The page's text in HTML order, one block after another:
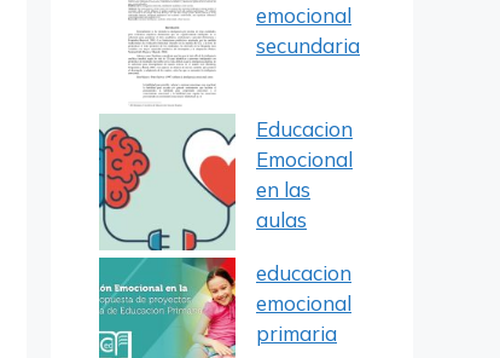
emocional
secundaria
Educacion
Emocional
en las
aulas
educacion
emocional
primaria